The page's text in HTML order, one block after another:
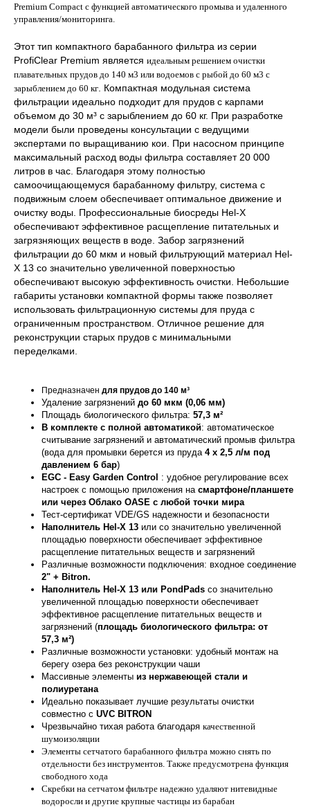
Premium Compact с функцией автоматического промыва и удаленного
управления/мониторинга.
Этот тип компактного барабанного фильтра из серии
ProfiClear Premium является идеальным решением очистки
плавательных прудов до 140 м3 или водоемов с рыбой до 60 м3 с
зарыблением до 60 кг . Компактная модульная система
фильтрации идеально подходит для прудов с карпами
объемом до 30 м³ с зарыблением до 60 кг. При разработке
модели были проведены консультации с ведущими
экспертами по выращиванию кои. При насосном принципе
максимальный расход воды фильтра составляет 20 000
литров в час. Благодаря этому полностью
самоочищающемуся барабанному фильтру, система с
подвижным слоем обеспечивает оптимальное движение и
очистку воды. Профессиональные биосреды Hel-X
обеспечивают эффективное расщепление питательных и
загрязняющих веществ в воде. Забор загрязнений
фильтрации до 60 мкм и новый фильтрующий материал Hel-
X 13 со значительно увеличенной поверхностью
обеспечивают высокую эффективность очистки. Небольшие
габариты установки компактной формы также позволяет
использовать фильтрационную системы для пруда с
ограниченным пространством. Отличное решение для
реконструкции старых прудов с минимальными
переделками.
Предназначен для прудов до 140 м³
Удаление загрязнений до 60 мкм (0,06 мм)
Площадь биологического фильтра: 57,3 м²
В комплекте с полной автоматикой: автоматическое
считывание загрязнений и автоматический промыв фильтра
(вода для промывки берется из пруда 4 х 2,5 л/м под
давлением 6 бар)
EGC - Easy Garden Control : удобное регулирование всех
настроек с помощью приложения на смартфоне/планшете
или через Облако OASE с любой точки мира
Тест-сертификат VDE/GS надежности и безопасности
Наполнитель Hel-X 13 или со значительно увеличенной
площадью поверхности обеспечивает эффективное
расщепление питательных веществ и загрязнений
Различные возможности подключения: входное соединение
2" + Bitron.
Наполнитель Hel-X 13 или PondPads со значительно
увеличенной площадью поверхности обеспечивает
эффективное расщепление питательных веществ и
загрязнений (площадь биологического фильтра: от
57,3 м²)
Различные возможности установки: удобный монтаж на
берегу озера без реконструкции чаши
Массивные элементы из нержавеющей стали и
полиуретана
Идеально показывает лучшие результаты очистки
совместно с UVC BITRON
Чрезвычайно тихая работа благодаря качественной
шумоизоляции
Элементы сетчатого барабанного фильтра можно снять по
отдельности без инструментов. Также предусмотрена функция
свободного хода
Скребки на сетчатом фильтре надежно удаляют нитевидные
водоросли и другие крупные частицы из барабан